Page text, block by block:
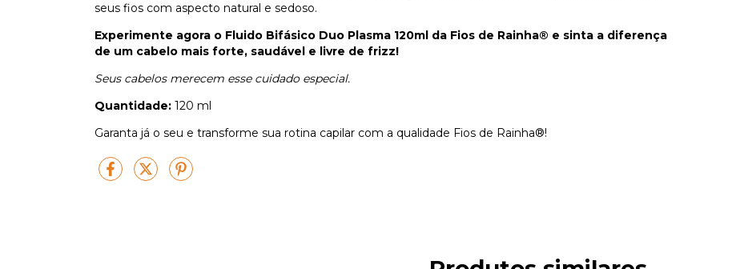
seus fios com aspecto natural e sedoso.
Experimente agora o Fluido Bifásico Duo Plasma 120ml da Fios de Rainha® e sinta a diferença
de um cabelo mais forte, saudável e livre de frizz!
Seus cabelos merecem esse cuidado especial.
Quantidade: 120 ml
Garanta já o seu e transforme sua rotina capilar com a qualidade Fios de Rainha®!